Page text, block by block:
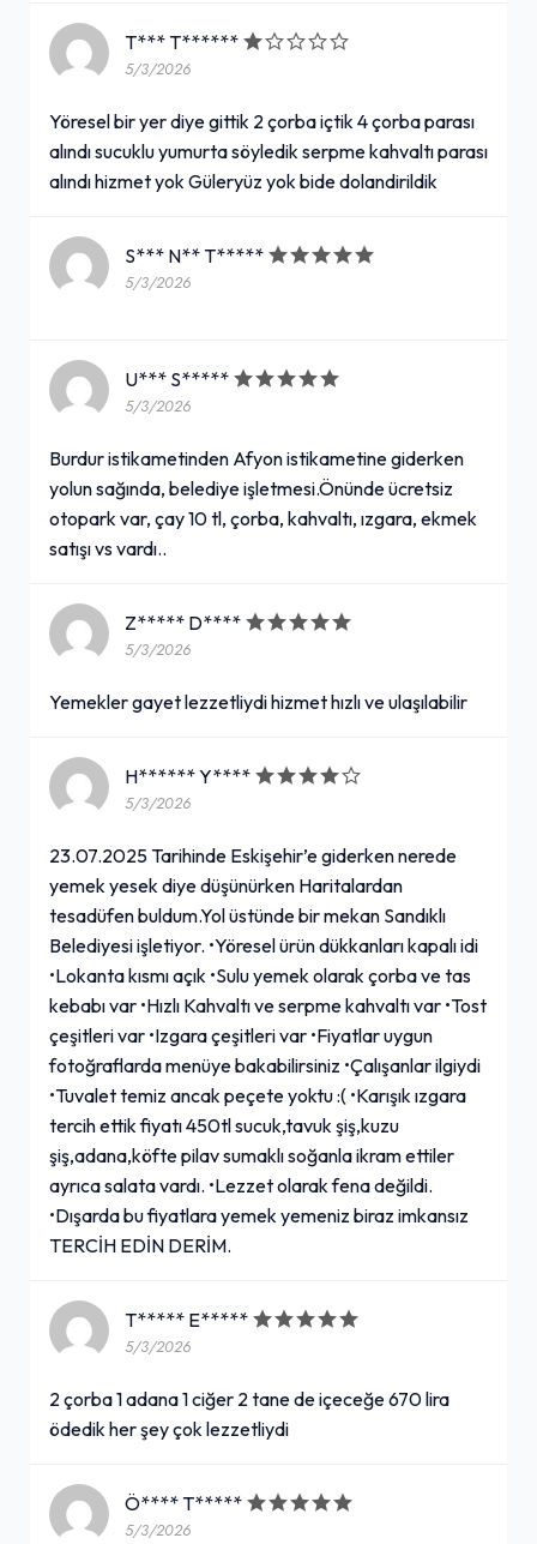
T*** T******
5/3/2026
Yöresel bir yer diye gittik 2 çorba içtik 4 çorba parası
alındı sucuklu yumurta söyledik serpme kahvaltı parası
alındı hizmet yok Güleryüz yok bide dolandirildik
S*** N** T*****
5/3/2026
U*** S*****
5/3/2026
Burdur istikametinden Afyon istikametine giderken
yolun sağında, belediye işletmesi.Önünde ücretsiz
otopark var, çay 10 tl, çorba, kahvaltı, ızgara, ekmek
satışı vs vardı..
Z***** D****
5/3/2026
Yemekler gayet lezzetliydi hizmet hızlı ve ulaşılabilir
H****** Y****
5/3/2026
23.07.2025 Tarihinde Eskişehir’e giderken nerede
yemek yesek diye düşünürken Haritalardan
tesadüfen buldum.Yol üstünde bir mekan Sandıklı
Belediyesi işletiyor. •Yöresel ürün dükkanları kapalı idi
•Lokanta kısmı açık •Sulu yemek olarak çorba ve tas
kebabı var •Hızlı Kahvaltı ve serpme kahvaltı var •Tost
çeşitleri var •Izgara çeşitleri var •Fiyatlar uygun
fotoğraflarda menüye bakabilirsiniz •Çalışanlar ilgiydi
•Tuvalet temiz ancak peçete yoktu :( •Karışık ızgara
tercih ettik fiyatı 450tl sucuk,tavuk şiş,kuzu
şiş,adana,köfte pilav sumaklı soğanla ikram ettiler
ayrıca salata vardı. •Lezzet olarak fena değildi.
•Dışarda bu fiyatlara yemek yemeniz biraz imkansız
TERCİH EDİN DERİM.
T***** E*****
5/3/2026
2 çorba 1 adana 1 ciğer 2 tane de içeceğe 670 lira
ödedik her şey çok lezzetliydi
Ö**** T*****
5/3/2026